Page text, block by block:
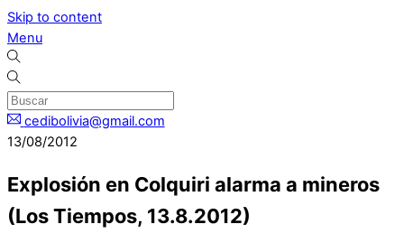
Skip to content
Menu
cedibolivia@gmail.com
13/08/2012
Explosión en Colquiri alarma a mineros
(Los Tiempos, 13.8.2012)